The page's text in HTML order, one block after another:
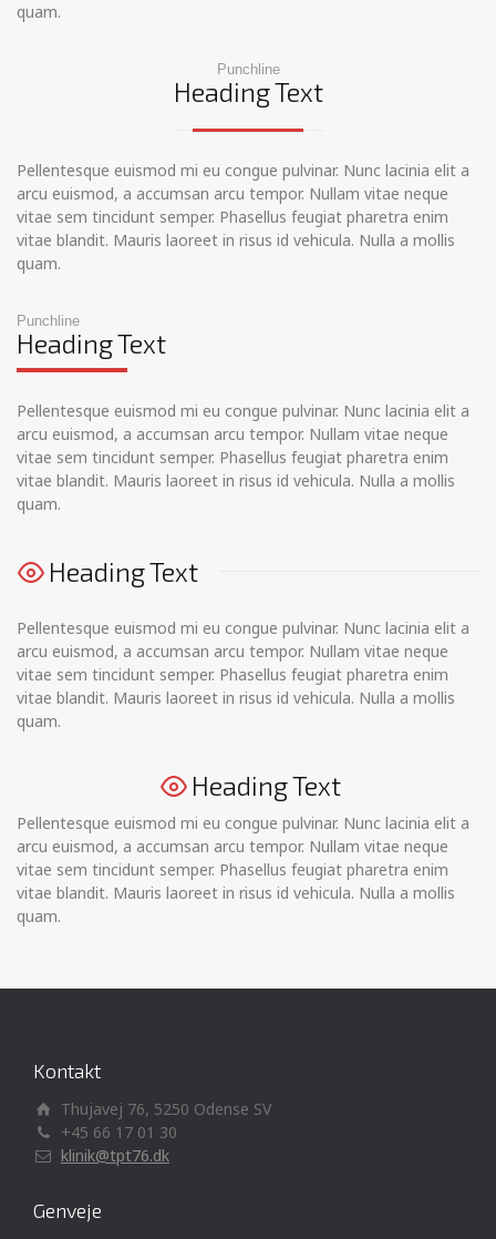
quam.
Punchline
Heading Text
Pellentesque euismod mi eu congue pulvinar. Nunc lacinia elit a
arcu euismod, a accumsan arcu tempor. Nullam vitae neque
vitae sem tincidunt semper. Phasellus feugiat pharetra enim
vitae blandit. Mauris laoreet in risus id vehicula. Nulla a mollis
quam.
Punchline
Heading Text
Pellentesque euismod mi eu congue pulvinar. Nunc lacinia elit a
arcu euismod, a accumsan arcu tempor. Nullam vitae neque
vitae sem tincidunt semper. Phasellus feugiat pharetra enim
vitae blandit. Mauris laoreet in risus id vehicula. Nulla a mollis
quam.
Heading Text
Pellentesque euismod mi eu congue pulvinar. Nunc lacinia elit a
arcu euismod, a accumsan arcu tempor. Nullam vitae neque
vitae sem tincidunt semper. Phasellus feugiat pharetra enim
vitae blandit. Mauris laoreet in risus id vehicula. Nulla a mollis
quam.
Heading Text
Pellentesque euismod mi eu congue pulvinar. Nunc lacinia elit a
arcu euismod, a accumsan arcu tempor. Nullam vitae neque
vitae sem tincidunt semper. Phasellus feugiat pharetra enim
vitae blandit. Mauris laoreet in risus id vehicula. Nulla a mollis
quam.
Kontakt
Thujavej 76, 5250 Odense SV
+45 66 17 01 30
klinik@tpt76.dk
Genveje